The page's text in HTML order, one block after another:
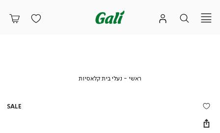
ראשי ראשינעלי בית קלאסיותנעלי
SALE